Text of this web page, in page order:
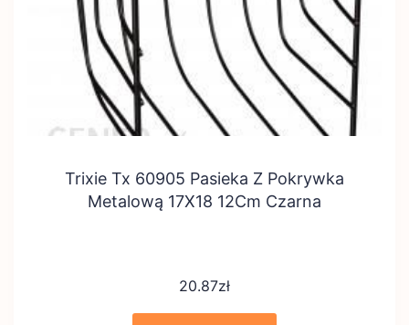
Trixie Tx 60905 Pasieka Z Pokrywka
Metalową 17X18 12Cm Czarna
20.87zł